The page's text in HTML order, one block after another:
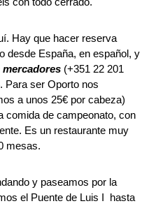
Hay que hacer reserva
desde España, en español, y
mercadores (+351 22 201
Para ser Oporto nos
a unos 25€ por cabeza)
comida de campeonato, con
Es un restaurante muy
mesas.
y paseamos por la
el Puente de Luis I hasta